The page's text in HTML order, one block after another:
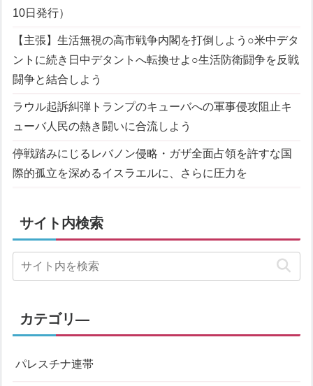
10日発行）
【主張】生活無視の高市戦争内閣を打倒しよう ○米中デタ
ントに続き日中デタントへ転換せよ ○生活防衛闘争を反戦
闘争と結合しよう
ラウル起訴糾弾 トランプのキューバへの軍事侵攻阻止キ
ューバ人民の熱き闘いに合流しよう
停戦踏みにじるレバノン侵略・ガザ全面占領を許すな国
際的孤立を深めるイスラエルに、さらに圧力を
サイト内検索
カテゴリ―
パレスチナ連帯